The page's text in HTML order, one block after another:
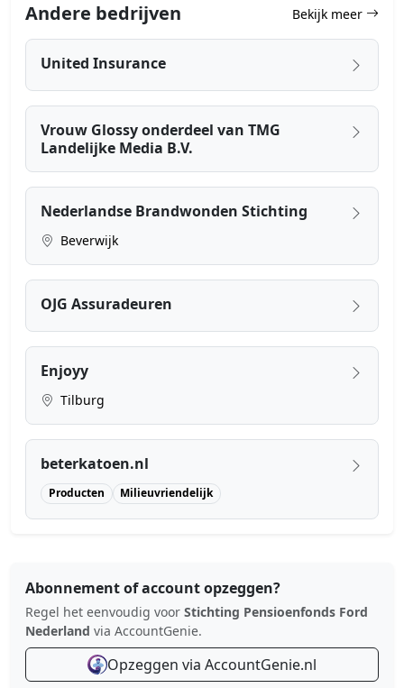
Andere bedrijven Bekijk meer
United Insurance
Vrouw Glossy onderdeel van TMG
Landelijke Media B.V.
Nederlandse Brandwonden Stichting
Beverwijk
OJG Assuradeuren
Enjoyy
Tilburg
beterkatoen.nl
Producten Milieuvriendelijk
Abonnement of account opzeggen?
Regel het eenvoudig voor Stichting Pensioenfonds Ford
Nederland via AccountGenie.
Opzeggen via AccountGenie.nl